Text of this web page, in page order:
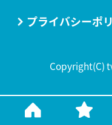
プライバシーポ
Copyright(C)